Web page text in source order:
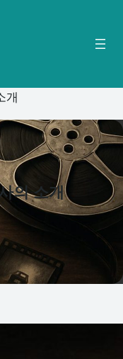
개
의 소개